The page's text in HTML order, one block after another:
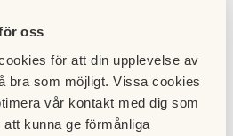
oss
för att din upplevelse av
bra som möjligt. Vissa cookies
vår kontakt med dig som
kunna ge förmånliga
bord.
markplattor vid grillplatsen.